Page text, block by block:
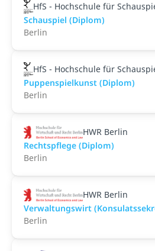
HfS - Hochschule für
Schauspiel (Diplom)
Berlin
HfS - Hochschule für
Puppenspielkunst (Diplom)
Berlin
HWR Berlin
Rechtspflege (Diplom)
Berlin
HWR Berlin
Verwaltungswirt
Berlin